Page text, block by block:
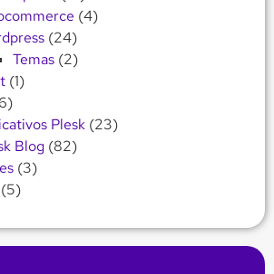
(4)
(24)
Temas (2)
(1)
Plesk (23)
Blog (82)
(3)
(5)